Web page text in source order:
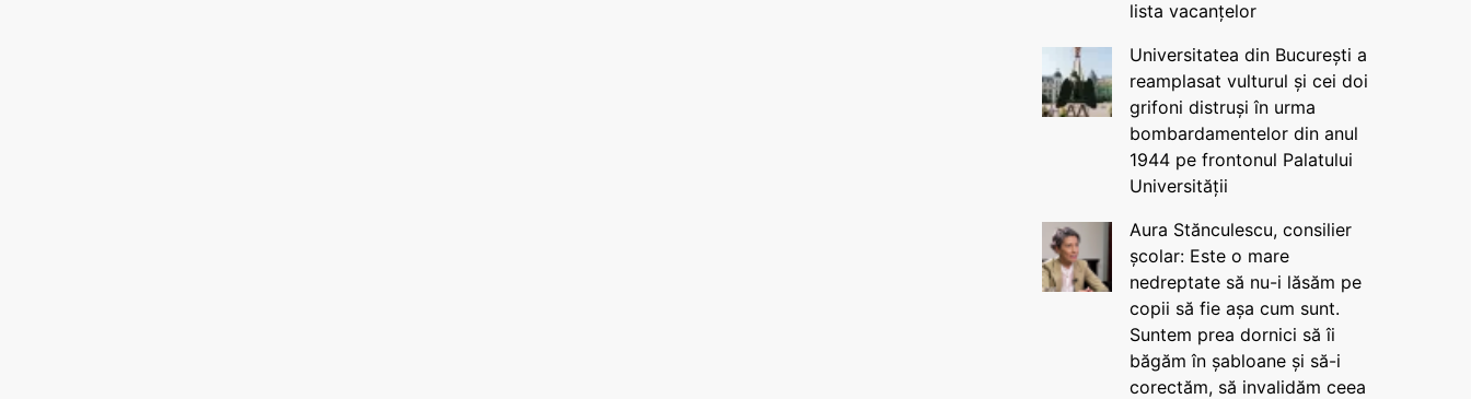
lista vacanțelor
Universitatea din București a
reamplasat vulturul și cei doi
grifoni distruși în urma
bombardamentelor din anul
1944 pe frontonul Palatului
Universității
Aura Stănculescu, consilier
școlar: Este o mare
nedreptate să nu-i lăsăm pe
copii să fie așa cum sunt.
Suntem prea dornici să îi
băgăm în șabloane și să-i
corectăm, să invalidăm ceea